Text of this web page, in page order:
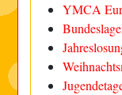
YMCA